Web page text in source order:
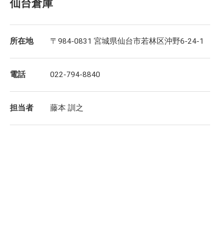
仙台倉庫
所在地 〒984-0831 宮城県仙台市若林区沖野6-24-1
電話 022-794-8840
担当者 藤本 訓之